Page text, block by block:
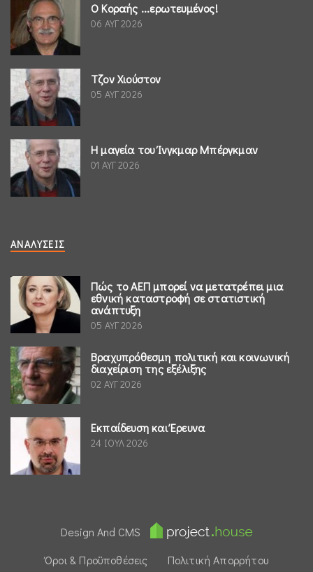
Ο Κοραής ...ερωτευμένος!
06 ΑΥΓ 2026
Τζον Χιούστον
05 ΑΥΓ 2026
Η μαγεία του Ίνγκμαρ Μπέργκμαν
01 ΑΥΓ 2026
ΑΝΑΛΎΣΕΙΣ
Πώς το ΑΕΠ μπορεί να μετατρέπει μια
εθνική καταστροφή σε στατιστική
ανάπτυξη
05 ΑΥΓ 2026
Βραχυπρόθεσμη πολιτική και κοινωνική
διαχείριση της εξέλιξης
02 ΑΥΓ 2026
Εκπαίδευση και Έρευνα
24 ΙΟΥΛ 2026
Design And CMS
Όροι & Προϋποθέσεις
Πολιτική Απορρήτου